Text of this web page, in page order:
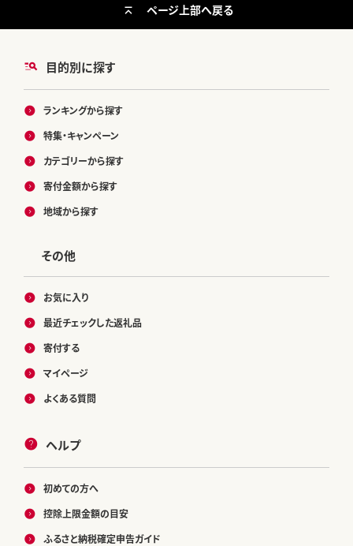
目的別に探す
ランキングから探す
特集・キャンペーン
カテゴリーから探す
寄付金額から探す
地域から探す
その他
お気に入り
最近チェックした返礼品
寄付する
マイページ
よくある質問
ヘルプ
初めての方へ
控除上限金額の目安
ふるさと納税確定申告ガイド
ページ上部へ戻る